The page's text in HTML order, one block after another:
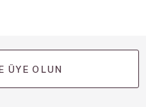
ÜYE OLUN